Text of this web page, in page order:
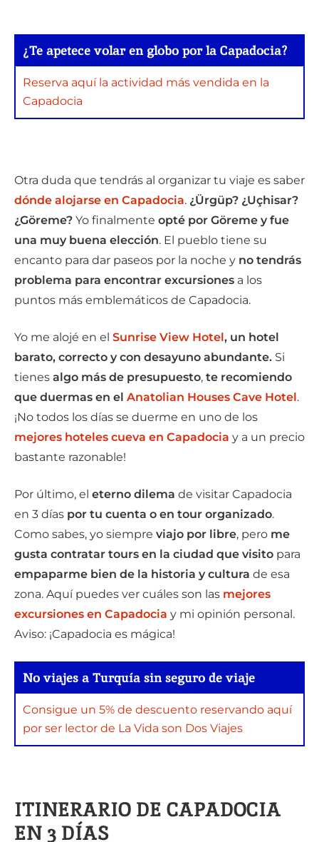
¿Te apetece volar en globo por la Capadocia?
Reserva aquí la actividad más vendida en la
Capadocia
Otra duda que tendrás al organizar tu viaje es saber
dónde alojarse en Capadocia. ¿Ürgüp? ¿Uçhisar?
¿Göreme? Yo finalmente opté por Göreme y fue
una muy buena elección. El pueblo tiene su
encanto para dar paseos por la noche y no tendrás
problema para encontrar excursiones a los
puntos más emblemáticos de Capadocia.
Yo me alojé en el Sunrise View Hotel, un hotel
barato, correcto y con desayuno abundante. Si
tienes algo más de presupuesto, te recomiendo
que duermas en el Anatolian Houses Cave Hotel.
¡No todos los días se duerme en uno de los
mejores hoteles cueva en Capadocia y a un precio
bastante razonable!
Por último, el eterno dilema de visitar Capadocia
en 3 días por tu cuenta o en tour organizado.
Como sabes, yo siempre viajo por libre, pero me
gusta contratar tours en la ciudad que visito para
empaparme bien de la historia y cultura de esa
zona. Aquí puedes ver cuáles son las mejores
excursiones en Capadocia y mi opinión personal.
Aviso: ¡Capadocia es mágica!
No viajes a Turquía sin seguro de viaje
Consigue un 5% de descuento reservando aquí
por ser lector de La Vida son Dos Viajes
ITINERARIO DE CAPADOCIA
EN 3 DÍAS